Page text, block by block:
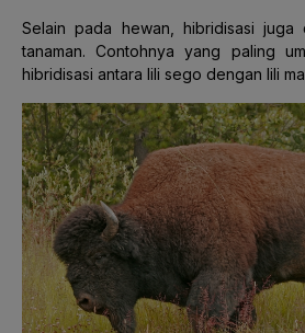
Selain pada hewan, hibridisasi juga
tanaman. Contohnya yang paling
hibridisasi antara lili sego dengan lili